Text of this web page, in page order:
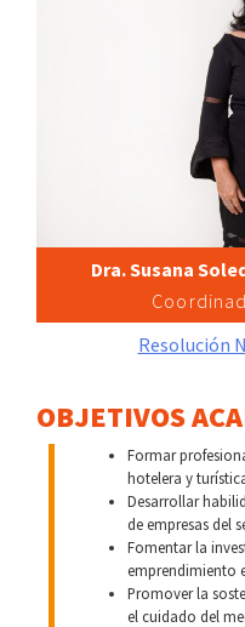
Dra. Susana
Resolución
OBJETIVOS
Formar
hotelera y
Desarrollar
de empresas del
Fomentar la
emprendimiento
Promover la
el cuidado del